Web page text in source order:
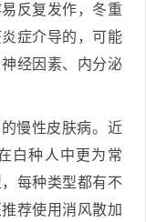
反复发作，冬重
症介导的，可能
经因素、内分泌
慢性皮肤病。近
白种人中更为常
每种类型都有不
荐使用消风散加